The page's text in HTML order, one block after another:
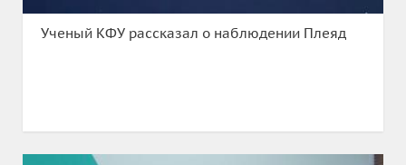
Ученый КФУ рассказал о наблюдении Плеяд